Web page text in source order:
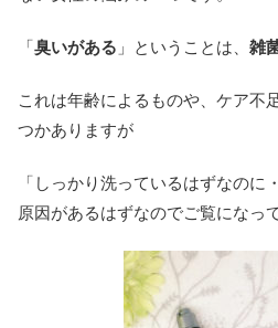
「臭いがある 」ということは、 雑
これは年齢によるものや、ケア不
つかありますが
「しっかり洗っているはずなのに
原因があるはずなのでご覧になっ